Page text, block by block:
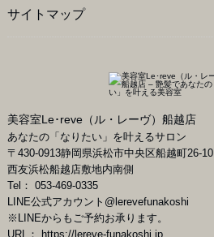
サイトマップ
美容室Le･reve（ル・レーヴ）船越店
あなたの「なりたい」を叶えるサロン
〒 430-0913静岡県浜松市中央区船越町26-10
西友浜松船越店敷地内南側
Tel： 053-469-0335
LINE公式アカウント @lerevefunakoshi
※LINEからもご予約お承ります。
URL：
https://lereve-funakoshi.jp